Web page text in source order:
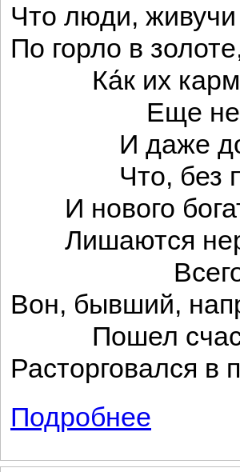
Что люди, живучи
По горло в
Ка́к их
Еще не
И даже до
Что, без
И нового
Лишаются
Вон, бывший,
Пошел
Расторговался в
Подробнее